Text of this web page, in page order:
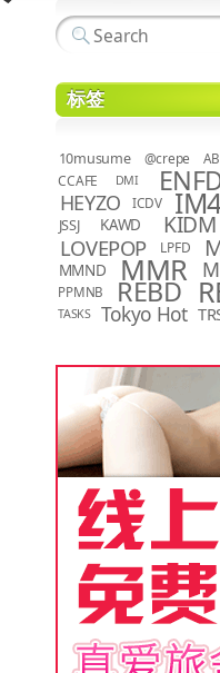
标签
10musume @crepe
CCAFE DMI
HEYZO ICDV
JSSJ KAWD KIDM
LOVEPOP LPFD
MMND MMR
PPMNB
REBD
TASKS Tokyo Hot